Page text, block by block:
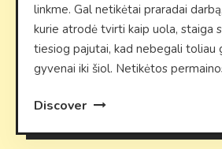
linkme. Gal netikėtai praradai
kurie atrodė tvirti kaip uola, staiga
tiesiog pajutai, kad nebegali toliau
gyvenai iki šiol. Netikėtos
Discover